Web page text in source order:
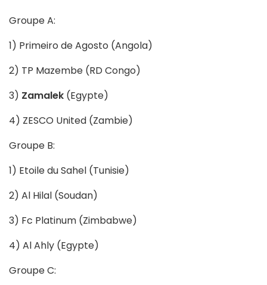
Groupe A:
1) Primeiro de Agosto (Angola)
2) TP Mazembe (RD Congo)
3) Zamalek (Egypte)
4) ZESCO United (Zambie)
Groupe B:
1) Etoile du Sahel (Tunisie)
2) Al Hilal (Soudan)
3) Fc Platinum (Zimbabwe)
4) Al Ahly (Egypte)
Groupe C: